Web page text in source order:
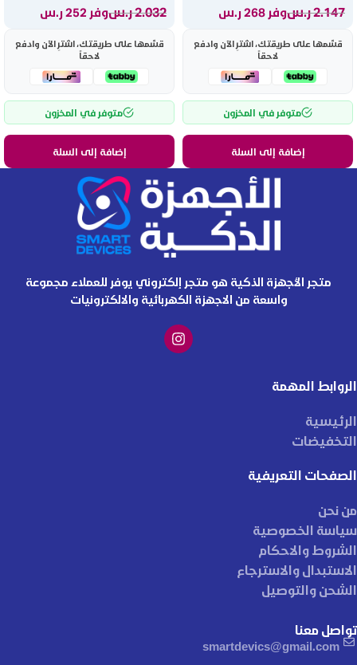
2.147ر.سوفر 268 ر.س
قسّمها على طريقتك، اشترِ الآن وادفع
لاحقاً
متوفر في المخزون
إضافة إلى السلة
2.032ر.سوفر 252 ر.س
قسّمها على طريقتك، اشترِ الآن وادفع
لاحقاً
متوفر في المخزون
إضافة إلى السلة
متجر الأجهزة الذكية هو متجر إلكتروني يوفر للعملاء مجموعة
واسعة من الاجهزة الكهربائية والالكترونيات
الروابط المهمة
الرئيسية
التخفيضات
الصفحات التعريفية
من نحن
سياسة الخصوصية
الشروط والاحكام
الاستبدال والاسترجاع
الشحن والتوصيل
تواصل معنا
smartdevics@gmail.com